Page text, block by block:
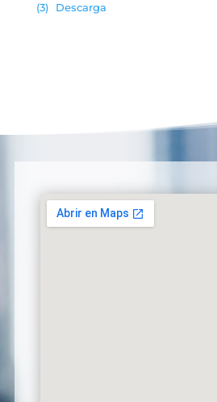
(3)
Descarga